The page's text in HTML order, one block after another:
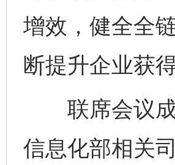
增效，健全全
断提升企业获
联席会议成
信息化部相关
完善运行机制助力责任有效落实